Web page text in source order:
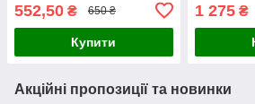
настінне бра 5W, 4000
mAh, 3 режими с
552,50 ₴ 650 ₴
Купити
настінне
mAh, 3
1 275₴
Акційні пропозиції та новинки